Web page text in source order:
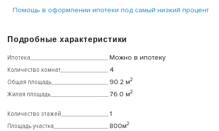
Помощь в оформлении ипотеки под самый низкий процент
Подробные характеристики
Ипотека
Можно в ипотеку
Количество комнат
4
Общая площадь
90.2 м2
Жилая площадь 76.0 м2
Количество этажей
1
Площадь участка
800м2